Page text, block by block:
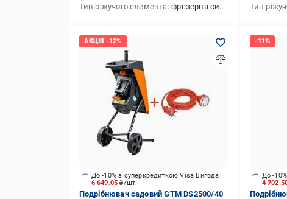
Тип ріжучого елемента фрезерна система
Тип
6 649.05₴/шт.
До -10% з суперкредиткою Visa Вигода
Подрібнювач садовий GTM DS2500/40
4
До -